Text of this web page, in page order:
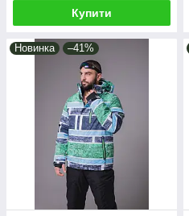
Купити
Новинка –41%